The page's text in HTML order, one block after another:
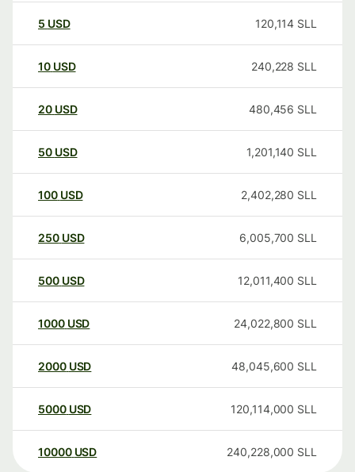
5 USD 120,114 SLL
10 USD 240,228 SLL
20 USD 480,456 SLL
50 USD 1,201,140 SLL
100 USD 2,402,280 SLL
250 USD 6,005,700 SLL
500 USD 12,011,400 SLL
1000 USD 24,022,800 SLL
2000 USD 48,045,600 SLL
5000 USD 120,114,000 SLL
10000 USD 240,228,000 SLL